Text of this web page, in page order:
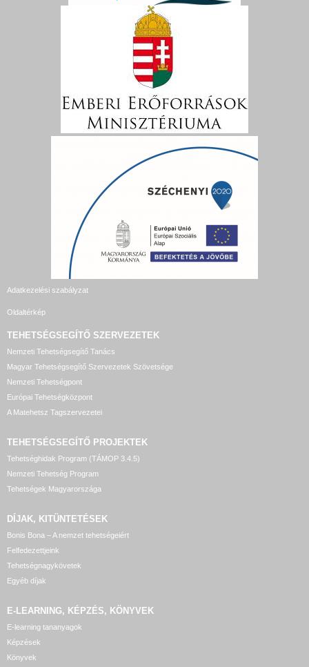
Adatkezelési szabályzat
Oldaltérkép
TEHETSÉGSEGÍTŐ SZERVEZETEK
Nemzeti Tehetségsegítő Tanács
Magyar Tehetségsegítő Szervezetek Szövetsége
Nemzeti Tehetségpont
Európai Tehetségközpont
A Matehetsz Tagszervezetei
TEHETSÉGSEGÍTŐ PROJEKTEK
Tehetséghidak Program (TÁMOP 3.4.5)
Nemzeti Tehetség Program
Tehetségek Magyarországa
DÍJAK, KITÜNTETÉSEK
Bonis Bona – A nemzet tehetségeiért
Felfedezettjeink
Tehetségnagykövetek
Egyéb díjak
E-LEARNING, KÉPZÉS, KÖNYVEK
E-learning tananyagok
Képzések
Könyvek